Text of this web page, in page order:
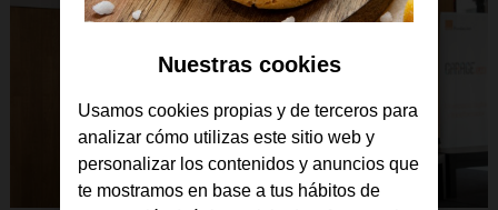
Nuestras cookies
Usamos cookies propias y de terceros para
analizar cómo utilizas este sitio web y
personalizar los contenidos y anuncios que
te mostramos en base a tus hábitos de